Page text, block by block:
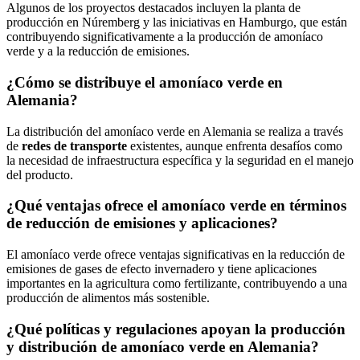
Algunos de los proyectos destacados incluyen la planta de
producción en Núremberg y las iniciativas en Hamburgo, que están
contribuyendo significativamente a la producción de amoníaco
verde y a la reducción de emisiones.
¿Cómo se distribuye el amoníaco verde en
Alemania?
La distribución del amoníaco verde en Alemania se realiza a través
de redes de transporte existentes, aunque enfrenta desafíos como
la necesidad de infraestructura específica y la seguridad en el manejo
del producto.
¿Qué ventajas ofrece el amoníaco verde en términos
de reducción de emisiones y aplicaciones?
El amoníaco verde ofrece ventajas significativas en la reducción de
emisiones de gases de efecto invernadero y tiene aplicaciones
importantes en la agricultura como fertilizante, contribuyendo a una
producción de alimentos más sostenible.
¿Qué políticas y regulaciones apoyan la producción
y distribución de amoníaco verde en Alemania?